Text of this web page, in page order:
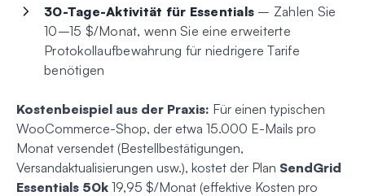
30-Tage-Aktivität für Essentials – Zahlen Sie
10–15 $/Monat, wenn Sie eine erweiterte
Protokollaufbewahrung für niedrigere Tarife
benötigen
Kostenbeispiel aus der Praxis: Für einen typischen
WooCommerce-Shop, der etwa 15.000 E-Mails pro
Monat versendet (Bestellbestätigungen,
Versandaktualisierungen usw.), kostet der Plan SendGrid
Essentials 50k 19,95 $/Monat (effektive Kosten pro